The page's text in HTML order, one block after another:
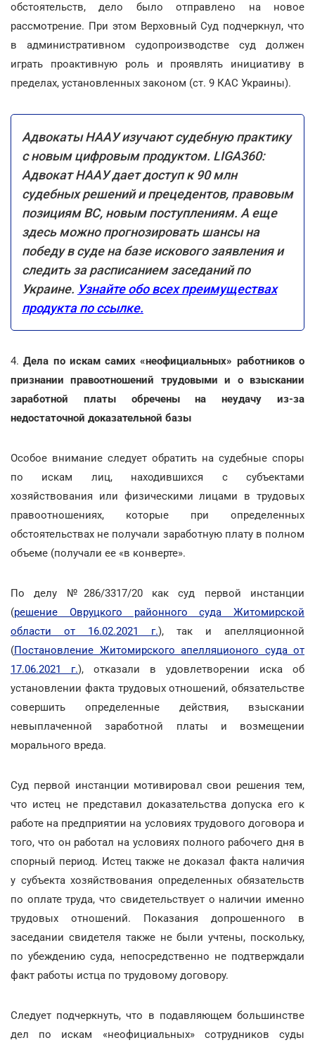
обстоятельств, дело было отправлено на новое
рассмотрение. При этом Верховный Суд подчеркнул, что
в административном судопроизводстве суд должен
играть проактивную роль и проявлять инициативу в
пределах, установленных законом (ст. 9 КАС Украины).
Адвокаты НААУ изучают судебную практику
с новым цифровым продуктом. LIGA360:
Адвокат НААУ дает доступ к 90 млн
судебных решений и прецедентов, правовым
позициям ВС, новым поступлениям. А еще
здесь можно прогнозировать шансы на
победу в суде на базе искового заявления и
следить за расписанием заседаний по
Украине. Узнайте обо всех преимуществах
продукта по ссылке.
4.Дела по искам самих «неофициальных» работников о
признании правоотношений трудовыми и о взыскании
заработной платы обречены на неудачу из-за
недостаточной доказательной базы
Особое внимание следует обратить на судебные споры
по искам лиц, находившихся с субъектами
хозяйствования или физическими лицами в трудовых
правоотношениях, которые при определенных
обстоятельствах не получали заработную плату в полном
объеме (получали ее «в конверте».
По делу №286/3317/20 как суд первой инстанции
(решение Овруцкого районного суда Житомирской
области от 16.02.2021 г.), так и апелляционной
(Постановление Житомирского апелляционого суда от
17.06.2021 г.), отказали в удовлетворении иска об
установлении факта трудовых отношений, обязательстве
совершить определенные действия, взыскании
невыплаченной заработной платы и возмещении
морального вреда.
Суд первой инстанции мотивировал свои решения тем,
что истец не представил доказательства допуска его к
работе на предприятии на условиях трудового договора и
того, что он работал на условиях полного рабочего дня в
спорный период. Истец также не доказал факта наличия
у субъекта хозяйствования определенных обязательств
по оплате труда, что свидетельствует о наличии именно
трудовых отношений. Показания допрошенного в
заседании свидетеля также не были учтены, поскольку,
по убеждению суда, непосредственно не подтверждали
факт работы истца по трудовому договору.
Следует подчеркнуть, что в подавляющем большинстве
дел по искам «неофициальных» сотрудников суды